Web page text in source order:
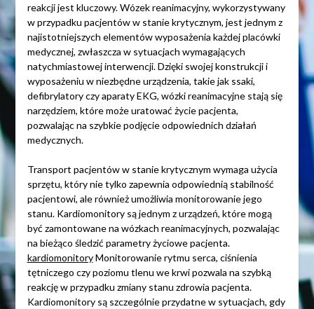
reakcji jest kluczowy. Wózek reanimacyjny, wykorzystywany
w przypadku pacjentów w stanie krytycznym, jest jednym z
najistotniejszych elementów wyposażenia każdej placówki
medycznej, zwłaszcza w sytuacjach wymagających
natychmiastowej interwencji. Dzięki swojej konstrukcji i
wyposażeniu w niezbędne urządzenia, takie jak ssaki,
defibrylatory czy aparaty EKG, wózki reanimacyjne stają się
narzędziem, które może uratować życie pacjenta,
pozwalając na szybkie podjęcie odpowiednich działań
medycznych.
Transport pacjentów w stanie krytycznym wymaga użycia
sprzętu, który nie tylko zapewnia odpowiednią stabilność
pacjentowi, ale również umożliwia monitorowanie jego
stanu. Kardiomonitory są jednym z urządzeń, które mogą
być zamontowane na wózkach reanimacyjnych, pozwalając
na bieżąco śledzić parametry życiowe pacjenta.
kardiomonitoryMonitorowanie rytmu serca, ciśnienia
tętniczego czy poziomu tlenu we krwi pozwala na szybką
reakcję w przypadku zmiany stanu zdrowia pacjenta.
Kardiomonitory są szczególnie przydatne w sytuacjach, gdy